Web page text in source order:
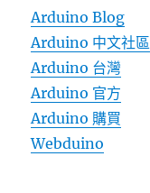
Arduino Blog
Arduino 中文社區
Arduino 台灣
Arduino 官方
Arduino 購買
Webduino